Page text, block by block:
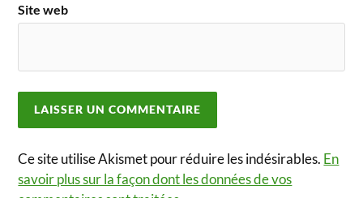
Site web
Ce site utilise Akismet pour réduire les indésirables. En
savoir plus sur la façon dont les données de vos